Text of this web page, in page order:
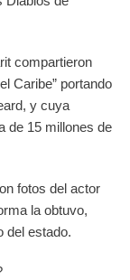
compartieron
Caribe” portando
y cuya
de 15 millones de
fotos del actor
la obtuvo,
del estado.